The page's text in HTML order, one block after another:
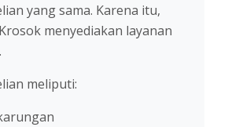
yang sama. Karena itu,
menyediakan layanan
meliputi: